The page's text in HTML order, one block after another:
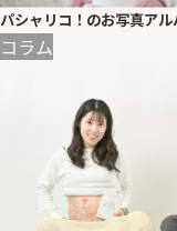
パシャリコ！のお写真ア
コラム